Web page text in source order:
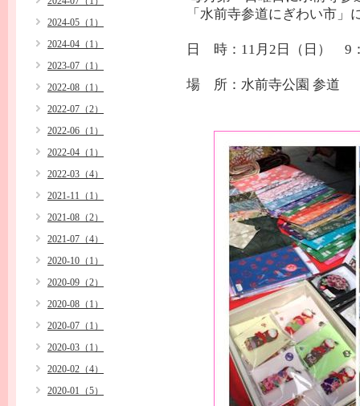
「水前寺参道にぎわい市」
日 時：11月2日（日） 9
場 所：水前寺公園 参道
2024-05（1）
2024-04（1）
2023-07（1）
2022-08（1）
2022-07（2）
2022-06（1）
2022-04（1）
2022-03（4）
2021-11（1）
2021-08（2）
2021-07（4）
2020-10（1）
2020-09（2）
2020-08（1）
2020-07（1）
2020-03（1）
2020-02（4）
2020-01（5）